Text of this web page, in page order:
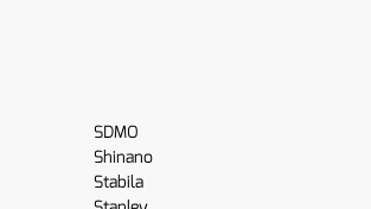
SDMO
Shinano
Stabila